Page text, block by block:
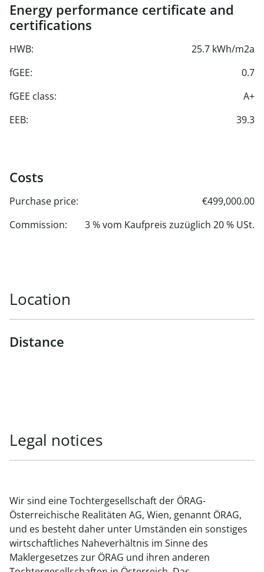
Energy performance certificate and
certifications
HWB:
25.7 kWh/m2a
fGEE:
0.7
fGEE class:
A+
EEB:
39.3
Costs
Purchase price:
€499,000.00
Commission:
3 % vom Kaufpreis zuzüglich 20 % USt.
Location
Distance
Legal notices
Wir sind eine Tochtergesellschaft der ÖRAG-
Österreichische Realitäten AG, Wien, genannt ÖRAG,
und es besteht daher unter Umständen ein sonstiges
wirtschaftliches Naheverhältnis im Sinne des
Maklergesetzes zur ÖRAG und ihren anderen